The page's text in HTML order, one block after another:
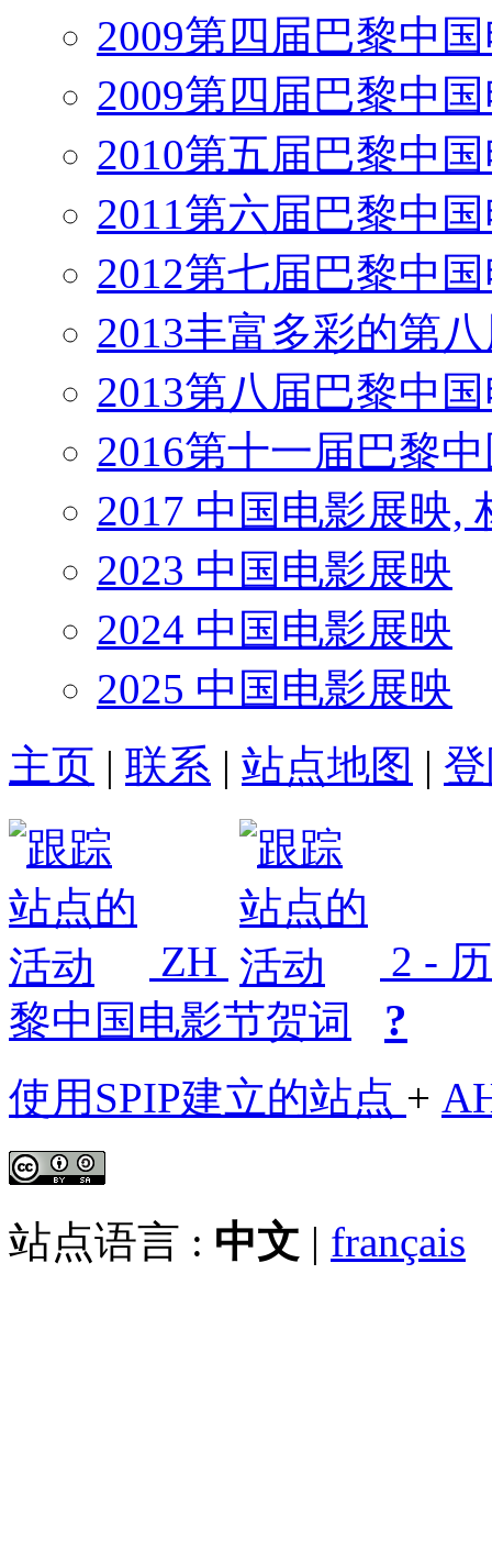
2009第四届巴黎中
2009第四届巴黎中
2010第五届巴黎中
2011第六届巴黎中
2012第七届巴黎中
2013丰富多彩的第
2013第八届巴黎中
2016第十一届巴黎
2017 中国电影展映,
2023 中国电影展映
2024 中国电影展映
2025 中国电影展映
主页 | 联系 | 站点地图 |
ZH
2 -
黎中国电影节贺词
?
使用SPIP建立的站点 +
站点语言 : 中文 | français